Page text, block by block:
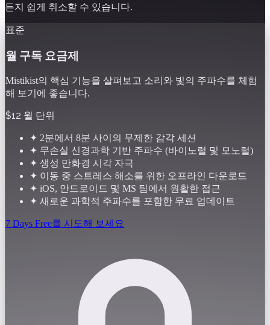
든지 쉽게 취소할 수 있습니다.
표준
월 구독 요금제
Mistikist의 핵심 기능을 살펴보고 소리와 빛의 주파수를 체험
해 보기에 좋습니다.
$12 월 단위
✦ 2분에서 8분 사이의 무제한 감각 세션
✦ 무손실 신경과학 기반 주파수 (바이노럴 및 모노럴)
✦ 생성 만화경 시각 자극
✦ 이동 중 스트레스 해소를 위한 오프라인 다운로드
✦ iOS, 안드로이드 및 MS 팀에서 원활한 접근
✦ 새로운 과학적 주파수를 포함한 무료 업데이트
7 Days Free를 시도해 보세요